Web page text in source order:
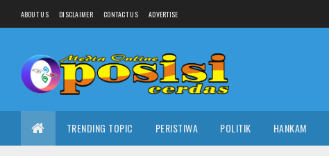
ABOUT US DISCLAIMER CONTACT US ADVERTISE
TRENDING TOPIC PERISTIWA POLITIK HANKAM